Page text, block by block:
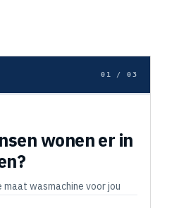
01 / 03
wonen er in
maat wasmachine voor jou